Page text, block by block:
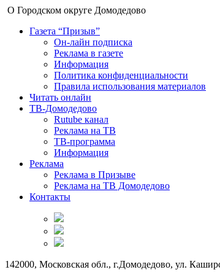
О Городском округе Домодедово
Газета “Призыв”
Он-лайн подписка
Реклама в газете
Информация
Политика конфиденциальности
Правила использования материалов
Читать онлайн
ТВ-Домодедово
Rutube канал
Реклама на ТВ
ТВ-программа
Информация
Реклама
Реклама в Призыве
Реклама на ТВ Домодедово
Контакты
142000, Московская обл., г.Домодедово, ул.